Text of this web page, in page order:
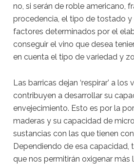
no, si serán de roble americano,
procedencia, el tipo de tostado
factores determinados por el
conseguir el vino que desea
en cuenta el tipo de variedad y
Las barricas dejan ‘respirar’ a los
contribuyen a desarrollar su
envejecimiento. Esto es por la
maderas y su capacidad de
sustancias con las que tienen
Dependiendo de esa capacidad,
que nos permitirán oxigenar más